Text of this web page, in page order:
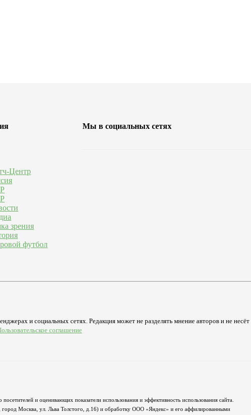
Центр
зрения
футбол
Мы в социальных сетях
и социальных сетях. Редакция может не разделять мнение авторов и не несёт
соглашение
и оценивающих показатели использования и эффективность использования сайта.
город Москва, ул. Льва Толстого, д.16) и обработку ООО «Яндекс» и его аффилированными